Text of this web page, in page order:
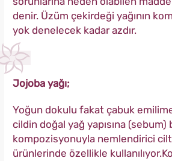
denir. Üzüm çekirdeği yağının
yok denelecek kadar azdır.
Jojoba yağı;
Yoğun dokulu fakat çabuk
cildin doğal yağ yapısına
kompozisyonuyla nemlendirici cilt
ürünlerinde özellikle